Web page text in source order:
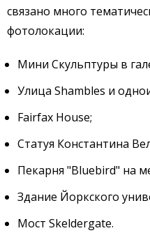
связано много
фотолокации:
Мини Скульптуры в
Улица Shambles и
Fairfax House;
Статуя Константина
Пекарня "Bluebird" на
Здание Йоркского
Мост Skeldergate.